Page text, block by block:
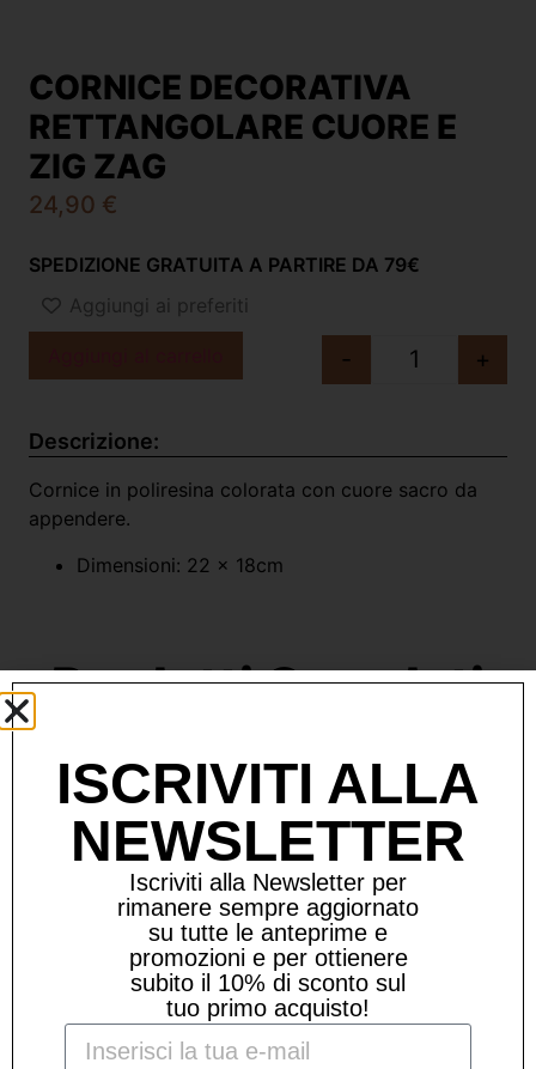
CORNICE DECORATIVA
RETTANGOLARE CUORE E
ZIG ZAG
24,90 €
SPEDIZIONE GRATUITA A PARTIRE DA 79€
Aggiungi ai preferiti
- +
Descrizione:
Cornice in poliresina colorata con cuore sacro da
appendere.
Dimensioni: 22 x 18cm
Prodotti Correlati
ISCRIVITI ALLA
NEWSLETTER
Iscriviti alla Newsletter per
rimanere sempre aggiornato
su tutte le anteprime e
promozioni e per ottienere
subito il 10% di sconto sul
tuo primo acquisto!